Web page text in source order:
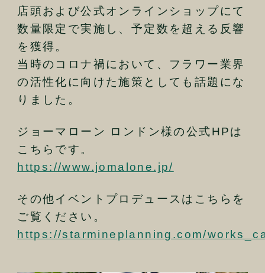
店頭および公式オンラインショップにて
数量限定で実施し、予定数を超える反響
を獲得。
当時のコロナ禍において、フラワー業界
の活性化に向けた施策としても話題にな
りました。
ジョーマローン ロンドン様の公式HPは
こちらです。
https://www.jomalone.jp/
その他イベントプロデュースはこちらを
ご覧ください。
https://starmineplanning.com/